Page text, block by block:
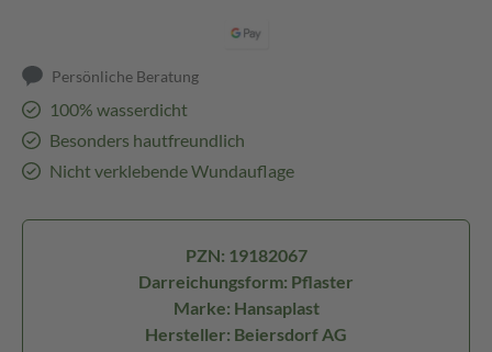
Persönliche Beratung
100% wasserdicht
Besonders hautfreundlich
Nicht verklebende Wundauflage
PZN: 19182067
Darreichungsform: Pflaster
Marke: Hansaplast
Hersteller: Beiersdorf AG